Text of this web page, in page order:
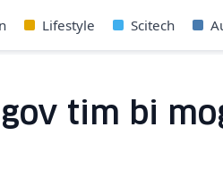
Lifestyle Scitech
tim bi